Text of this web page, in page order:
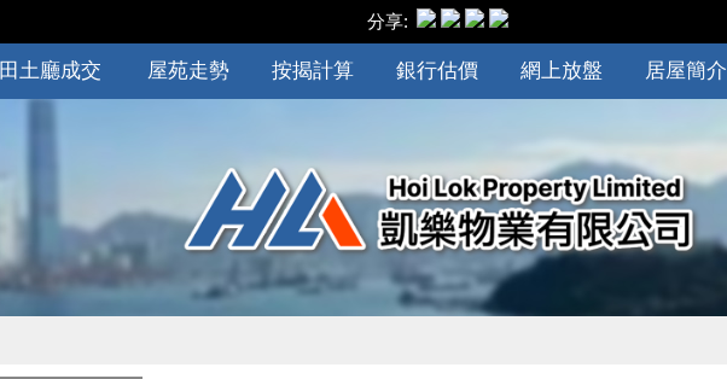
分享:
田土廳成交 屋苑走勢 按揭計算 銀行估價 網上放盤 居屋簡介